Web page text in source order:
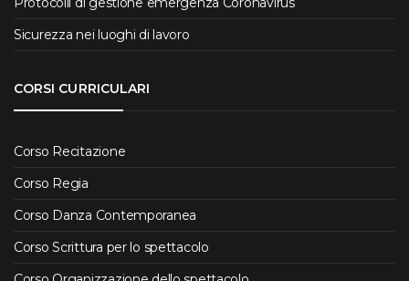
Sicurezza nei luoghi di lavoro
CORSI CURRICULARI
Corso Recitazione
Corso Regia
Corso Danza Contemporanea
Corso Scrittura per lo spettacolo